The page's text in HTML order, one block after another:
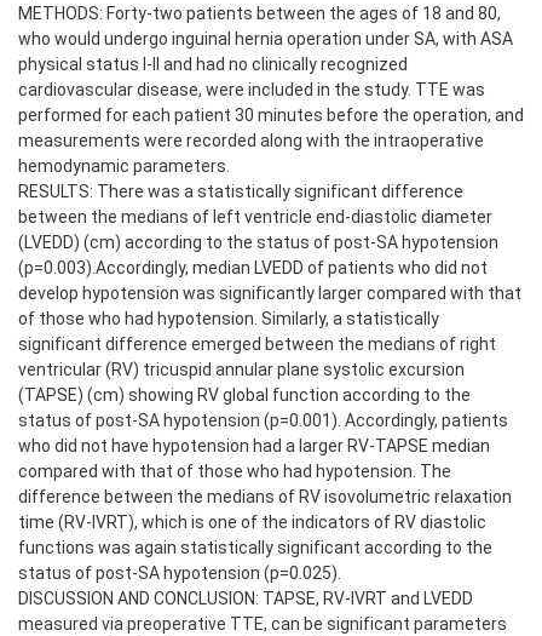
METHODS: Forty-two patients between the ages of 18 and 80,
who would undergo inguinal hernia operation under SA, with ASA
physical status I-II and had no clinically recognized
cardiovascular disease, were included in the study. TTE was
performed for each patient 30 minutes before the operation, and
measurements were recorded along with the intraoperative
hemodynamic parameters.
RESULTS: There was a statistically significant difference
between the medians of left ventricle end-diastolic diameter
(LVEDD) (cm) according to the status of post-SA hypotension
(p=0.003).Accordingly, median LVEDD of patients who did not
develop hypotension was significantly larger compared with that
of those who had hypotension. Similarly, a statistically
significant difference emerged between the medians of right
ventricular (RV) tricuspid annular plane systolic excursion
(TAPSE) (cm) showing RV global function according to the
status of post-SA hypotension (p=0.001). Accordingly, patients
who did not have hypotension had a larger RV-TAPSE median
compared with that of those who had hypotension. The
difference between the medians of RV isovolumetric relaxation
time (RV-IVRT), which is one of the indicators of RV diastolic
functions was again statistically significant according to the
status of post-SA hypotension (p=0.025).
DISCUSSION AND CONCLUSION: TAPSE, RV-IVRT and LVEDD
measured via preoperative TTE, can be significant parameters